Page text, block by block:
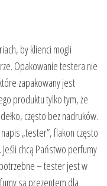
by klienci mogli
Opakowanie testera nie
zapakowany jest
produktu tylko tym, że
często bez nadruków.
„tester”, flakon często
chcą Państwo perfumy
– tester jest w
są prezentem dla